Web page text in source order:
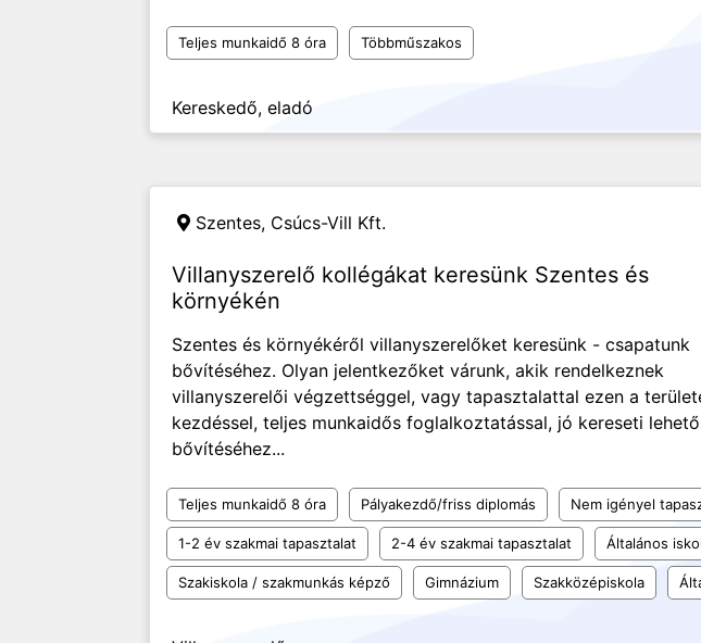
Teljes munkaidő 8 óra Többműszakos
Kereskedő, eladó
Szentes, Csúcs-Vill Kft.
Villanyszerelő kollégákat keresünk Szentes és
környékén
Szentes és környékéről villanyszerelőket keresünk - csapatunk
bővítéséhez. Olyan jelentkezőket várunk, akik rendelkeznek
villanyszerelői végzettséggel, vagy tapasztalattal ezen a
kezdéssel, teljes munkaidős foglalkoztatással, jó kereseti
bővítéséhez...
Teljes munkaidő 8 óra Pályakezdő/friss diplomás Nem igényel
1-2 év szakmai tapasztalat 2-4 év szakmai tapasztalat Általános
Szakiskola / szakmunkás képző Gimnázium Szakközépiskola